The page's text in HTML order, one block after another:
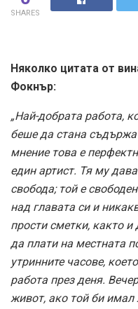
SHARES
Няколко цитата от
Фокнър:
„Най-добрата работа,
беше да стана
мнение това е
един артист. Тя му
свобода; той е
над главата си и
прости сметки, както
да плати на местната
утринните часове,
работа през деня.
живот, ако той би имал